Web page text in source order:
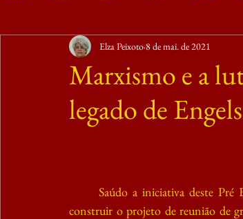
Curso Friedrich Engels VIII MTE 2023
Marxismo e a
legado de Engels
Elza Peixoto 8 de mai. de 2021
Saúdo a iniciativa deste
construir o projeto de reunião de